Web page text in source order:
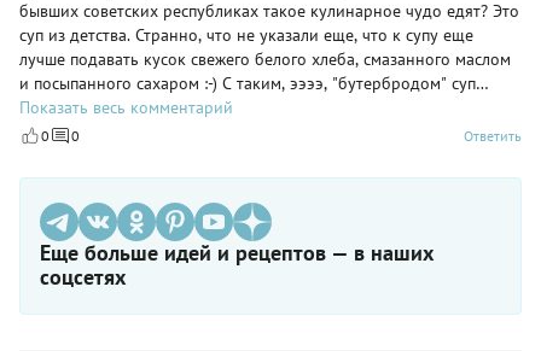
бывших советских республиках такое кулинарное чудо едят? Это
суп из детства. Странно, что не указали еще, что к супу еще
лучше подавать кусок свежего белого хлеба, смазанного маслом
и посыпанного сахаром :-) С таким, ээээ, "бутербродом" суп
реально вкуснее :-)
Показать весь комментарий
0 0 Ответить
Еще больше идей и рецептов — в наших
соцсетях